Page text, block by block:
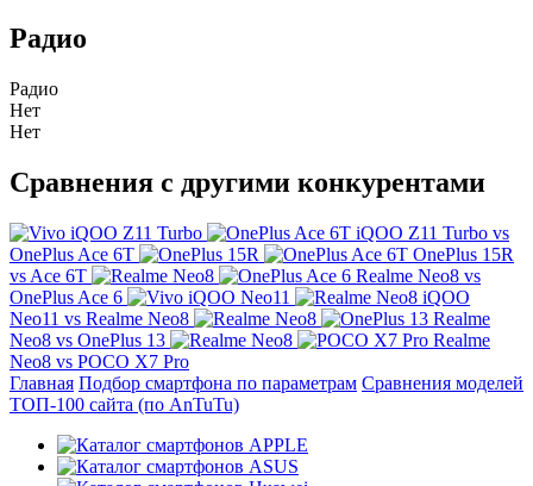
Радио
Радио
Нет
Нет
Сравнения с другими конкурентами
iQOO Z11 Turbo vs
OnePlus Ace 6T
OnePlus 15R
vs Ace 6T
Realme Neo8 vs
OnePlus Ace 6
iQOO
Neo11 vs Realme Neo8
Realme
Neo8 vs OnePlus 13
Realme
Neo8 vs POCO X7 Pro
Главная Подбор смартфона по параметрам Сравнения моделей
ТОП-100 сайта (по AnTuTu)